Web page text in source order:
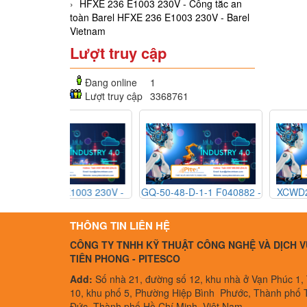
HFXE 236 E1003 230V - Công tắc an
toàn Barel HFXE 236 E1003 230V - Barel
Vietnam
Lượt truy cập
Đang online
1
Lượt truy cập 3368761
GQ-50-48-D-1-1 F040882 -
50-48-D-1-1 F040882 -
Gefran Vietnam
XCWD2110L1 - Công
THÔNG TIN LIÊN HỆ
CÔNG TY TNHH KỸ THUẬT CÔNG NGHỆ VÀ DỊCH
TIÊN PHONG - PITESCO
Add: Số nhà 21, đường số 12, khu nhà ở Vạn Phúc 1,
10, khu phố 5, Phường Hiệp Bình Phước, Thành phố